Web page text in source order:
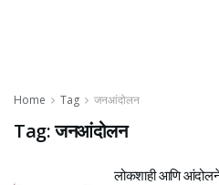
Home Tag जनआंदोलन
Tag:जनआंदोलन
लोकशाही आणि